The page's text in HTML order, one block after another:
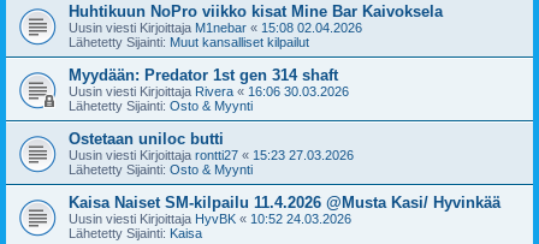
Huhtikuun NoPro viikko kisat Mine Bar Kaivoksela
Uusin viesti Kirjoittaja M1nebar « 15:08 02.04.2026
Lähetetty Sijainti: Muut kansalliset kilpailut
Myydään: Predator 1st gen 314 shaft
Uusin viesti Kirjoittaja Rivera « 16:06 30.03.2026
Lähetetty Sijainti: Osto & Myynti
Ostetaan uniloc butti
Uusin viesti Kirjoittaja rontti27 « 15:23 27.03.2026
Lähetetty Sijainti: Osto & Myynti
Kaisa Naiset SM-kilpailu 11.4.2026 @Musta Kasi/ Hyvinkää
Uusin viesti Kirjoittaja HyvBK « 10:52 24.03.2026
Lähetetty Sijainti: Kaisa